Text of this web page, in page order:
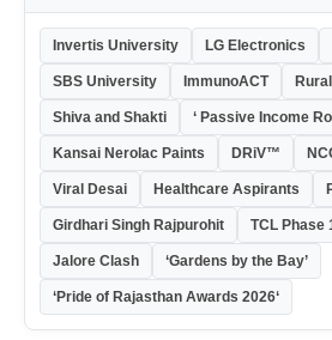
Invertis University LG Electronics
SBS University ImmunoACT
Shiva and Shakti ‘ Passive Income
Kansai Nerolac Paints DRiV™
Viral Desai Healthcare Aspirants
Girdhari Singh Rajpurohit TCL Phase
Jalore Clash ‘Gardens by the Bay’
‘Pride of Rajasthan Awards 2026‘